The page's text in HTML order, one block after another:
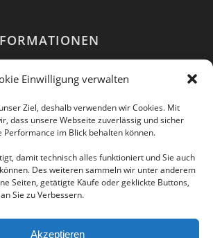
Einwilligung verwalten
Ziel, deshalb verwenden wir Cookies. Mit
dass unsere Webseite zuverlässig und sicher
Performance im Blick behalten können.
damit technisch alles funktioniert und Sie auch
Des weiteren sammeln wir unter anderem
Seiten, getätigte Käufe oder geklickte Buttons,
Sie zu Verbessern.
Akzeptieren
in unseren sozialen